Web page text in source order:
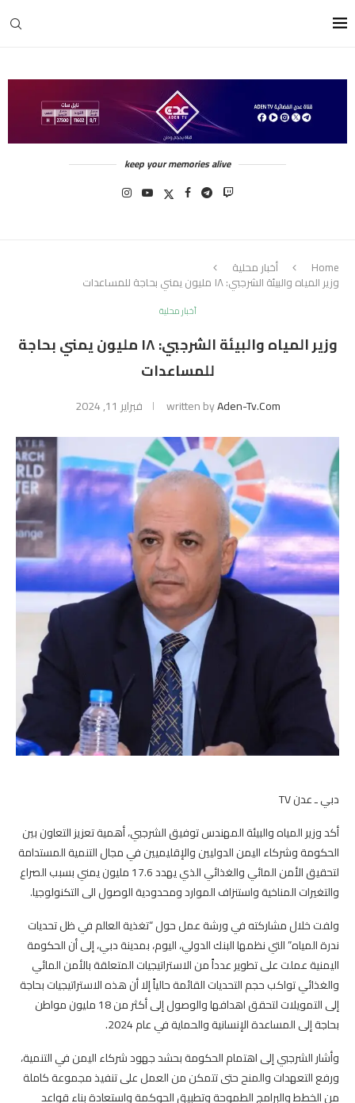
keep your memories alive
Home أخبار محلية
وزير المياه والبيئة الشرجبي: ١٨ مليون يمني بحاجة للمساعدات
أخبار محلية
وزير المياه والبيئة الشرجبي: ١٨ مليون يمني بحاجة
للمساعدات
written byAden-Tv.com فبراير 11, 2024
دبي ـ عدن TV
أكد وزير المياه والبيئة المهندس توفيق الشرجبي، أهمية تعزيز التعاون بين
الحكومة وشركاء اليمن الدوليين والإقليميين في مجال التنمية المستدامة
لتحقيق الأمن المائي والغذائي الذي يهدد 17.6 مليون يمني بسبب الصراع
والتغيرات المناخية واستنزاف الموارد ومحدودية الوصول الى التكنولوجيا.
ولفت خلال مشاركته في ورشة عمل حول “تغذية العالم في ظل تحديات
ندرة المياه” التي نظمها البنك الدولي، اليوم، بمدينة دبي، إلى أن الحكومة
اليمنية عملت على تطوير عدداً من الاستراتيجيات المتعلقة بالأمن المائي
والغذائي تواكب حجم التحديات القائمة حالياً إلا أن هذه الاستراتيجيات بحاجة
إلى التمويلات لتحقق اهدافها والوصول إلى أكثر من 18 مليون مواطن
بحاجة إلى المساعدة الإنسانية والحماية في عام 2024.
وأشار الشرجبي إلى اهتمام الحكومة بحشد جهود شركاء اليمن في التنمية،
ورفع التعهدات والمنح حتى تتمكن من العمل على تنفيذ مجموعة كاملة
من الخطط والبرامج الطموحة وتطبيق الحوكمة واستعادة بناء قواعد